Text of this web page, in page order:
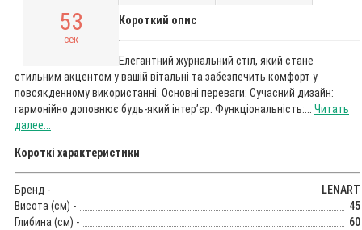
52
сек
Короткий опис
Елегантний журнальний стіл, який стане
стильним акцентом у вашій вітальні та забезпечить комфорт у
повсякденному використанні. Основні переваги: Сучасний дизайн:
гармонійно доповнює будь-який інтер’єр. Функціональність:... Читать
далее...
Короткі характеристики
Бренд -
LENART
Висота (см) -
45
Глибина (см) -
60